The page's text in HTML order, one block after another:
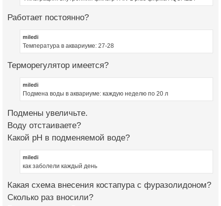
Работает постоянно?
miledi
Температура в аквариуме: 27-28
Терморегулятор имеется?
miledi
Подмена воды в аквариуме: каждую неделю по 20 л
Подмены увеличьте.
Воду отстаиваете?
Какой рН в подменяемой воде?
miledi
как заболели каждый день
Какая схема внесения костапура с фуразолидоном?
Сколько раз вносили?